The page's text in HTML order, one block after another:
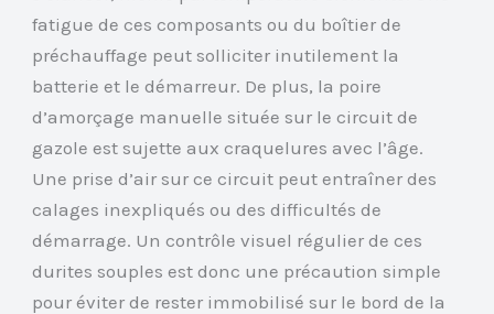
fatigue de ces composants ou du boîtier de
préchauffage peut solliciter inutilement la
batterie et le démarreur. De plus, la poire
d’amorçage manuelle située sur le circuit de
gazole est sujette aux craquelures avec l’âge.
Une prise d’air sur ce circuit peut entraîner des
calages inexpliqués ou des difficultés de
démarrage. Un contrôle visuel régulier de ces
durites souples est donc une précaution simple
pour éviter de rester immobilisé sur le bord de la